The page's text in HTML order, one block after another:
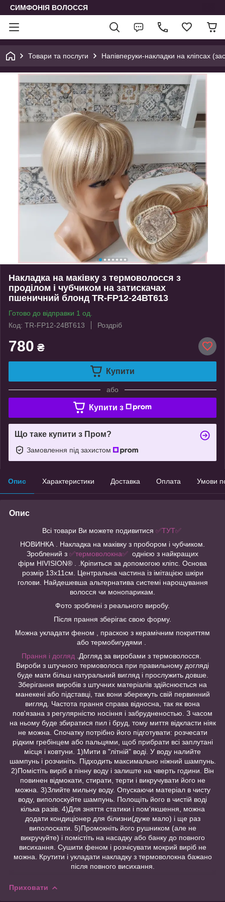
СИМФОНІЯ ВОЛОССЯ
Товари та послуги Напівперуки-накладки на кліпсах
Накладка на маківку з термоволосся з
проділом і чубчиком на затискачах
пшеничний блонд TR-FP12-24ВТ613
Готово до відправки 1 од.
Код: TR-FP12-24ВТ613
Роздріб
780 ₴
Купити
або
Купити з
Що таке купити з Пром?
Замовлення під захистом
Опис Характеристики Доставка Оплата Умови
Опис
Всі товари Ви можете подивитися ✅ТУТ✅
НОВИНКА . Накладка на маківку з пробором і чубчиком.
Зроблений з ✅термоволокна✅ однією з найкращих
фірм HIVISION®️ . .Кріпиться за допомогою кліпс. Основа
розмір 13х11см. Центральна частина із імітацією шкіри
голови. Найдешевша альтернатива системі нарощування
волосся чи монопарикам.
Фото зроблені з реального виробу.
Після прання зберігає свою форму.
Можна укладати феном , праскою з керамічним покриттям
або термобигудями .
Прання і догляд .Догляд за виробами з термоволосся.
Вироби з штучного термоволоса при правильному догляді
буде мати більш натуральний вигляд і прослужить довше.
Зберігання виробів з штучних матеріалів здійснюється на
манекені або підставці, так вони збережуть свій первинний
вигляд. Частота прання справа відносна, так як вона
пов'язана з регулярністю носіння і забрудненостью. З часом
на ньому буде збиратися пил і бруд, тому миття відкласти ніяк
не можна. Спочатку потрібно його підготувати: розчесати
рідким гребінцем або пальцями, щоб прибрати всі заплутані
місця і ковтуни. 1)Мити в "літній" воді. У воду налийте
шампунь і розчиніть. Підходить максимально ніжний шампунь.
2)Помістіть виріб в пінну воду і залиште на чверть години. Він
повинен відмокати, стирати, терти і викручувати його не
можна. 3)Злийте мильну воду. Опускаючи матеріал в чисту
воду, виполоскуйте шампунь. Полощіть його в чистій воді
кілька разів. 4)Для зняття статики і пом'якшення, можна
додати кондиціонер для білизни(дуже мало) і ще раз
виполоскати. 5)Промокніть його рушником (але не
викручуйте) і помістіть на насадку або банку до повного
висихання. Сушити феном і розчісувати мокрий виріб не
можна. Крутити і укладати накладку з термоволокна бажано
після повного висихання.
Приховати